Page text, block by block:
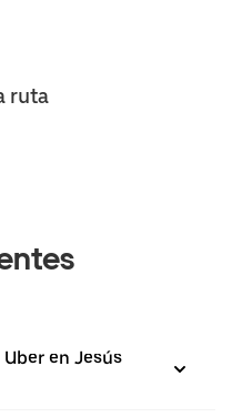
ruta
en Jesús